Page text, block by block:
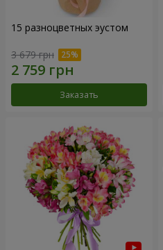
15 разноцветных эустом
3 679 грн
Заказать